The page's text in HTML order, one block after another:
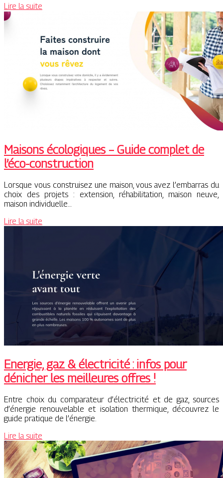
Lire la suite
Maisons écologiques – Guide complet de
l’éco-construction
Lorsque vous construisez une maison, vous avez l’embarras du
choix des projets : extension, réhabilitation, maison neuve,
maison individuelle…
Lire la suite
Energie, gaz & électricité : infos pour
dénicher les meilleures offres !
Entre choix du comparateur d’électricité et de gaz, sources
d’énergie renouvelable et isolation thermique, découvrez le
guide pratique de l’énergie.
Lire la suite